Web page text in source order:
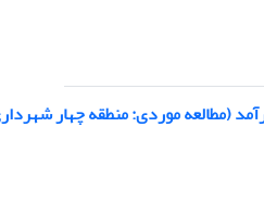
(مطالعه موردی: منطقه چهار